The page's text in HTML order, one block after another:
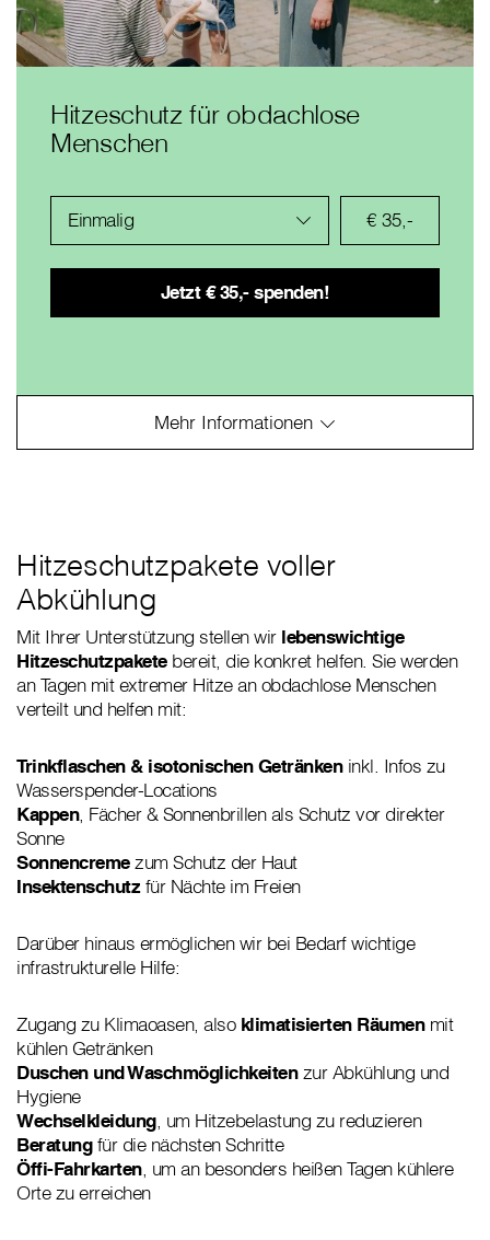
Hitzeschutz für obdachlose
Menschen
Einmalig
Hitzeschutzpakete voller
Abkühlung
Mit Ihrer Unterstützung stellen wir lebenswichtige
Hitzeschutzpaketebereit, die konkret helfen. Sie werden
an Tagen mit extremer Hitze an obdachlose Menschen
verteilt und helfen mit:
Trinkflaschen & isotonischen Getränkeninkl. Infos zu
Wasserspender-Locations
Kappen, Fächer & Sonnenbrillen als Schutz vor direkter
Sonne
Sonnencreme zum Schutz der Haut
Insektenschutzfür Nächte im Freien
Darüber hinaus ermöglichen wir bei Bedarf wichtige
infrastrukturelle Hilfe:
Zugang zu Klimaoasen, also klimatisierten Räumenmit
kühlen Getränken
Duschen und Waschmöglichkeitenzur Abkühlung und
Hygiene
Wechselkleidung, um Hitzebelastung zu reduzieren
Beratungfür die nächsten Schritte
Öffi-Fahrkarten, um an besonders heißen Tagen kühlere
Orte zu erreichen